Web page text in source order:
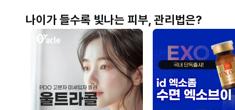
나이가 들수록 빛나는 피부, 관리법은?